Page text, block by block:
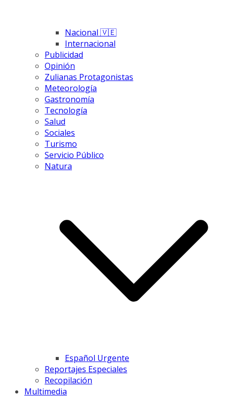
Nacional 🇻🇪
Internacional
Publicidad
Opinión
Zulianas Protagonistas
Meteorología
Gastronomía
Tecnología
Salud
Sociales
Turismo
Servicio Público
Natura
Español Urgente
Reportajes Especiales
Recopilación
Multimedia